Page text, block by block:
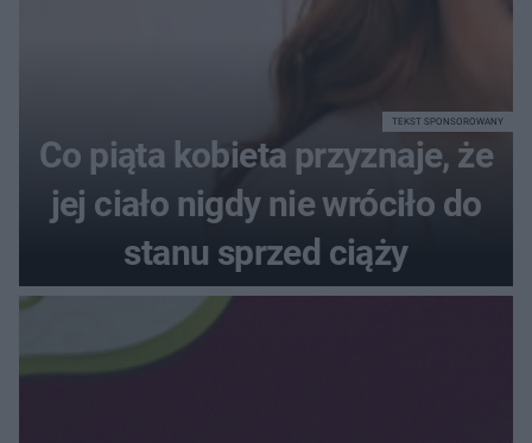
Co piąta kobieta przyznaje, że
jej ciało nigdy nie wróciło do
stanu sprzed ciąży
TEKST SPONSOROWANY